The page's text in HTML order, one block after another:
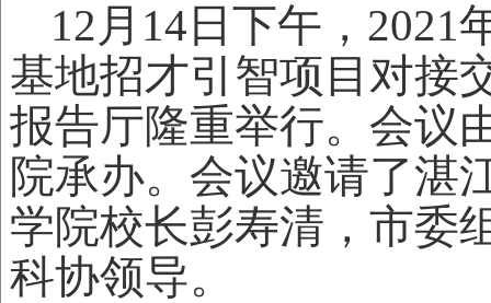
12月14日下午，2021
基地招才引智项目对接
报告厅隆重举行。会议
院承办。 会议邀请了湛
学院校长彭寿清，市委
科协领导。